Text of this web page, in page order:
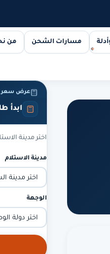
مسارات الشحن من
عرض سعر
ابدأ
اختر مدينة
مدينة الاستلام
الوجهة